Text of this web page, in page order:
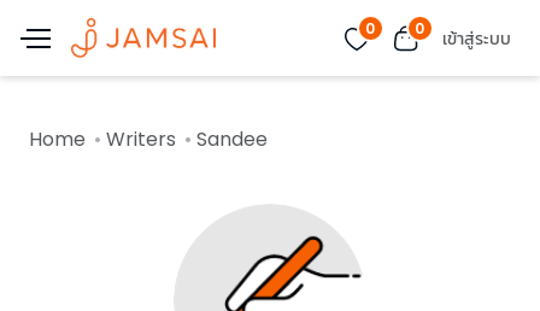
0 0 เข้าสู่ระบบ
Home Writers Sandee